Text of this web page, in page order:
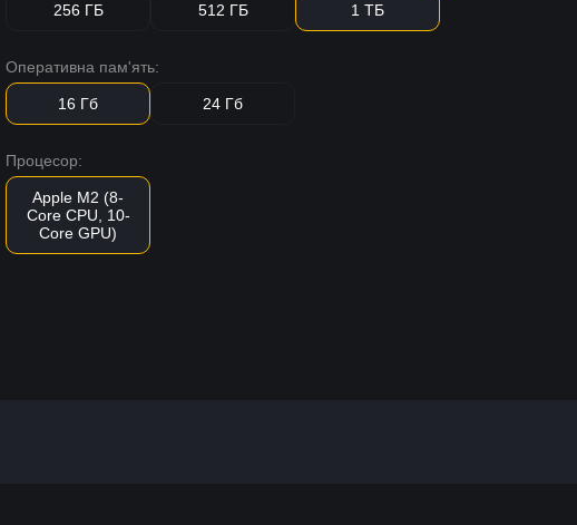
256 ГБ 512 ГБ 1 ТБ
Оперативна пам'ять:
16 Гб 24 Гб
Процесор:
Apple M2 (8-
Core CPU, 10-
Core GPU)